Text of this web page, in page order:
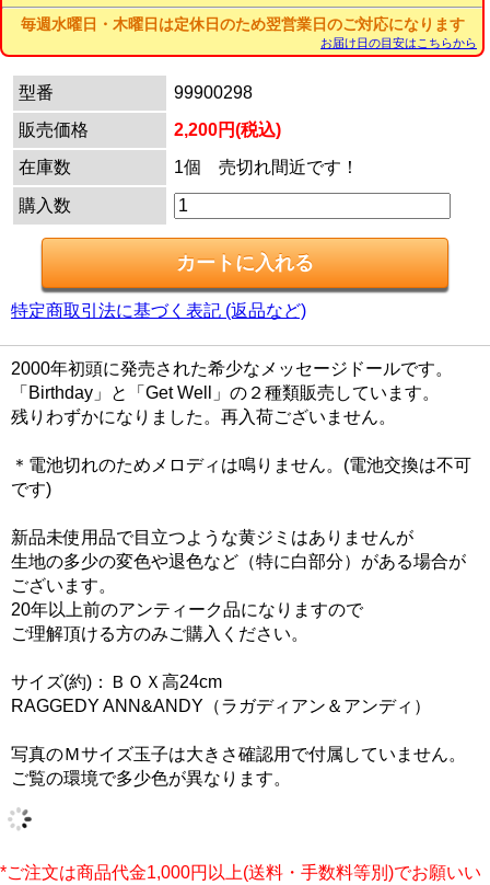
毎週水曜日・木曜日は定休日のため翌営業日のご対応になります
お届け日の目安はこちらから
型番
99900298
販売価格
2,200円(税込)
在庫数
1個 売切れ間近です！
購入数
特定商取引法に基づく表記 (返品など)
2000年初頭に発売された希少なメッセージドールです。
「Birthday」と「Get Well」の２種類販売しています。
残りわずかになりました。再入荷ございません。
＊電池切れのためメロディは鳴りません。(電池交換は不可
です)
新品未使用品で目立つような黄ジミはありませんが
生地の多少の変色や退色など（特に白部分）がある場合が
ございます。
20年以上前のアンティーク品になりますので
ご理解頂ける方のみご購入ください。
サイズ(約)：ＢＯＸ高24cm
RAGGEDY ANN&ANDY（ラガディアン＆アンディ）
写真のＭサイズ玉子は大きさ確認用で付属していません。
ご覧の環境で多少色が異なります。
*ご注文は商品代金1,000円以上(送料・手数料等別)でお願いい